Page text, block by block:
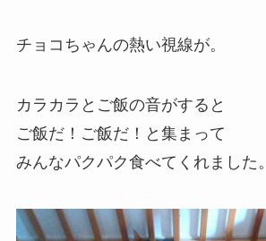
チョコちゃんの熱い視線が。
カラカラとご飯の音がすると
ご飯だ！ご飯だ！と集まって
みんなパクパク食べてくれました。